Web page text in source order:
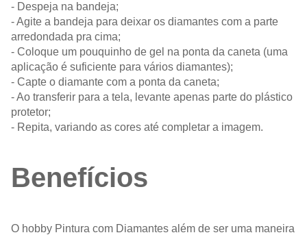
- Despeja na bandeja;
- Agite a bandeja para deixar os diamantes com a parte
arredondada pra cima;
- Coloque um pouquinho de gel na ponta da caneta (uma
aplicação é suficiente para vários diamantes);
- Capte o diamante com a ponta da caneta;
- Ao transferir para a tela, levante apenas parte do plástico
protetor;
- Repita, variando as cores até completar a imagem.
Benefícios
O hobby Pintura com Diamantes além de ser uma maneira